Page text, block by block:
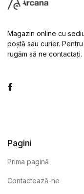
Magazin online cu
poștă sau curier.
rugăm să ne contactați.
Pagini
Prima pagină
Contactează-ne